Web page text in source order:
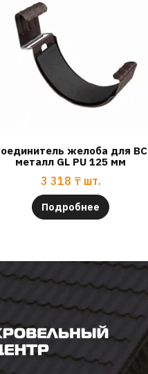
желоба для ВС
металл GL PU 125 мм
3 318 ₸ шт.
Подробнее